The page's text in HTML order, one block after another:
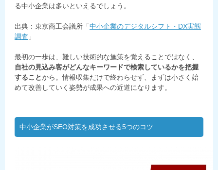
る中小企業は多いといえるでしょう。
出典：東京商工会議所「中小企業のデジタルシフト・DX実態
調査 」
最初の一歩は、難しい技術的な施策を覚えることではなく、
自社の見込み客がどんなキーワードで検索しているかを把握
することから。情報収集だけで終わらせず、まずは小さく始
めて改善していく姿勢が成果への近道になります。
中小企業がSEO対策を成功させる5つのコツ